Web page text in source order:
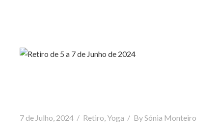
7 de Julho, 2024 Retiro, Yoga BySónia Monteiro